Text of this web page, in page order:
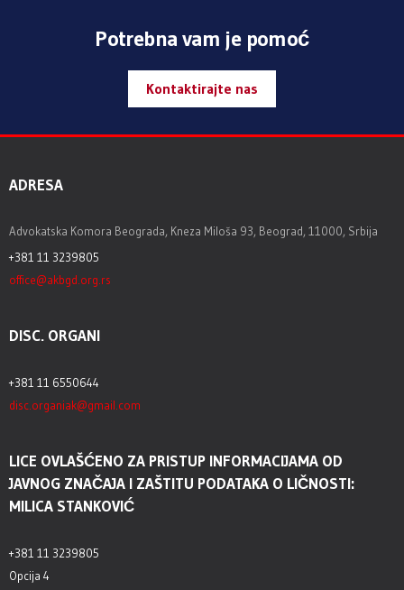
Potrebna vam je pomoć
Kontaktirajte nas
ADRESA
Advokatska Komora Beograda, Kneza Miloša 93, Beograd, 11000, Srbija
+381 11 3239805
office@akbgd.org.rs
DISC. ORGANI
+381 11 6550644
disc.organiak@gmail.com
LICE OVLAŠĆENO ZA PRISTUP INFORMACIJAMA OD
JAVNOG ZNAČAJA I ZAŠTITU PODATAKA O LIČNOSTI:
MILICA STANKOVIĆ
+381 11 3239805
Opcija 4